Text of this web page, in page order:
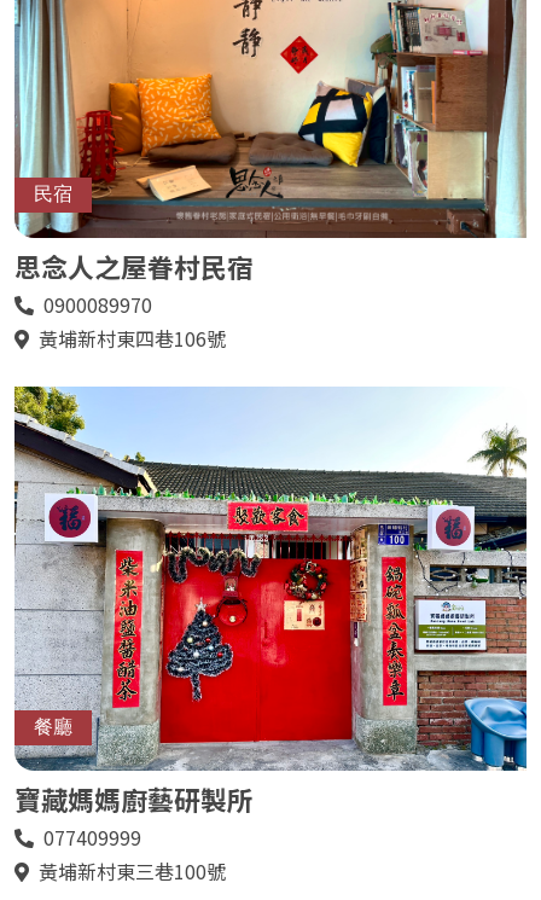
民宿
思念人之屋眷村民宿
電
0900089970
地黃埔新村東四巷106號
餐廳
寶藏媽媽廚藝研製所
電
077409999
地黃埔新村東三巷100號